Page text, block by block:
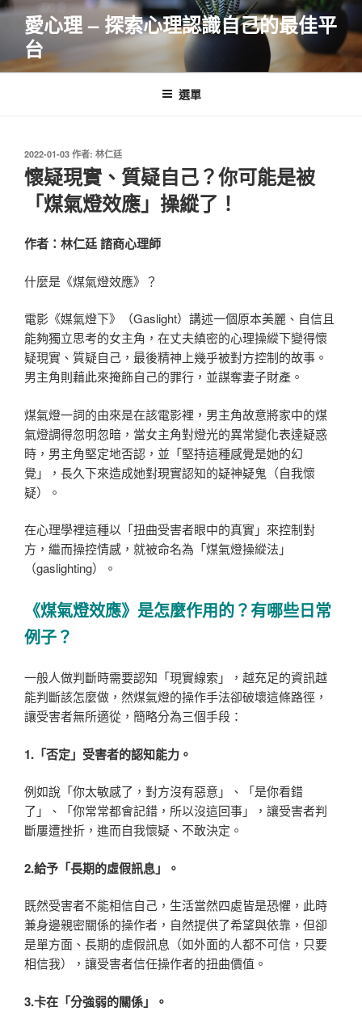
跳
要
愛心理 – 探索心理認識自己的最佳平
台
選單
發
佈
於
2022-01-03 作者: 林仁廷
懷疑現實、質疑自己？你可能是被
「煤氣燈效應」操縱了！
作者：林仁廷 諮商心理師
什麼是《煤氣燈效應》？
電影《媒氣燈下》（Gaslight）講述一個原本美麗、自信且
能夠獨立思考的女主角，在丈夫縝密的心理操縱下變得懷
疑現實、質疑自己，最後精神上幾乎被對方控制的故事。
男主角則藉此來掩飾自己的罪行，並謀奪妻子財產。
煤氣燈一詞的由來是在該電影裡，男主角故意將家中的煤
氣燈調得忽明忽暗，當女主角對燈光的異常變化表達疑惑
時，男主角堅定地否認，並「堅持這種感覺是她的幻
覺」，長久下來造成她對現實認知的疑神疑鬼（自我懷
疑）。
在心理學裡這種以「扭曲受害者眼中的真實」來控制對
方，繼而操控情感，就被命名為「煤氣燈操縱法」
（gaslighting）。
《煤氣燈效應》是怎麼作用的？有哪些日常
例子？
一般人做判斷時需要認知「現實線索」，越充足的資訊越
能判斷該怎麼做，然煤氣燈的操作手法卻破壞這條路徑，
讓受害者無所適從，簡略分為三個手段：
1. 「否定」受害者的認知能力。
例如說「你太敏感了，對方沒有惡意」、「是你看錯
了」、「你常常都會記錯，所以沒這回事」，讓受害者判
斷屢遭挫折，進而自我懷疑、不敢決定。
2.給予「長期的虛假訊息」。
既然受害者不能相信自己，生活當然四處皆是恐懼，此時
兼身邊親密關係的操作者，自然提供了希望與依靠，但卻
是單方面、長期的虛假訊息（如外面的人都不可信，只要
相信我），讓受害者信任操作者的扭曲價值。
3.卡在「分強弱的關係」。